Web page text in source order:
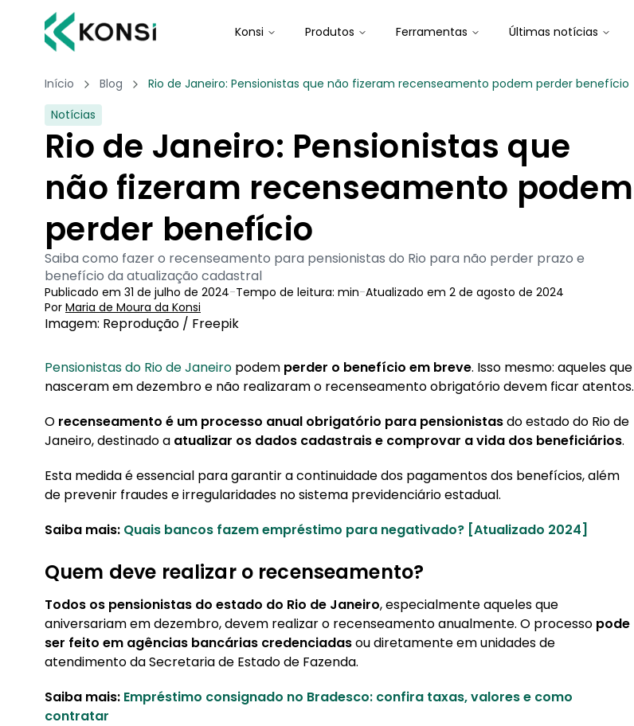
Konsi Produtos Ferramentas Últimas notícias
Início Blog
Rio de Janeiro: Pensionistas que não fizeram recenseamento podem perder benefício
Notícias
Rio de Janeiro: Pensionistas que
não fizeram recenseamento podem
perder benefício
Saiba como fazer o recenseamento para pensionistas do Rio para não perder prazo e
benefício da atualização cadastral
Publicado em 31 de julho de 2024-Tempo de leitura: min-Atualizado em 2 de agosto de 2024
Por Maria de Moura da Konsi
Imagem: Reprodução / Freepik
Pensionistas do Rio de Janeiro podem perder o benefício em breve. Isso mesmo: aqueles que
nasceram em dezembro e não realizaram o recenseamento obrigatório devem ficar atentos.
O recenseamento é um processo anual obrigatório para pensionistasdo estado do Rio de
Janeiro, destinado a atualizar os dados cadastrais e comprovar a vida dos beneficiários.
Esta medida é essencial para garantir a continuidade dos pagamentos dos benefícios, além
de prevenir fraudes e irregularidades no sistema previdenciário estadual.
Saiba mais: Quais bancos fazem empréstimo para negativado? [Atualizado 2024]
Quem deve realizar o recenseamento?
Todos os pensionistas do estado do Rio de Janeiro, especialmente aqueles que
aniversariam em dezembro, devem realizar o recenseamento anualmente. O processo pode
ser feito em agências bancárias credenciadasou diretamente em unidades de
atendimento da Secretaria de Estado de Fazenda.
Saiba mais: Empréstimo consignado no Bradesco: confira taxas, valores e como
contratar